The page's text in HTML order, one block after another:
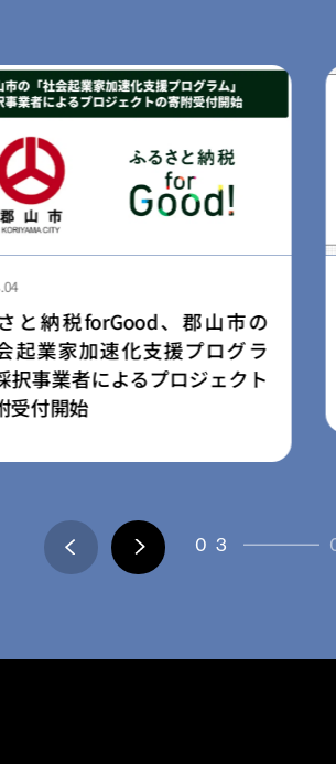
2026.08.03
民間学童「小さな森の学童」、保育
園・幼稚園向け学童開設支援サービ
ス「放課後の森」を提供開始
03